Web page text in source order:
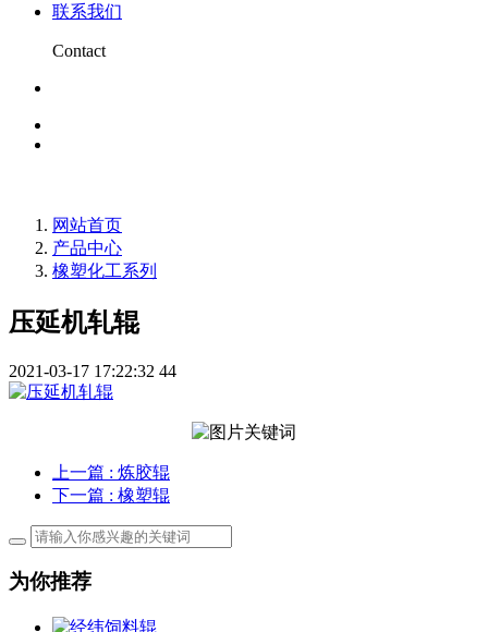
联系我们
Contact
网站首页
产品中心
橡塑化工系列
压延机轧辊
2021-03-17 17:22:32 44
上一篇 : 炼胶辊
下一篇 : 橡塑辊
为你推荐